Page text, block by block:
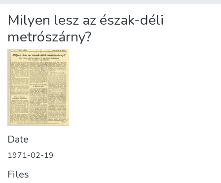
About us
Milyen lesz az észak-déli
metrószárny?
Date
1971-02-19
Files